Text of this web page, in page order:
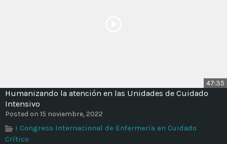
47:35
Humanizando la atención en las Unidades de Cuidado
Intensivo
Posted on 15 noviembre, 2022
I Congreso Internacional de Enfermería en Cuidado
Crítico